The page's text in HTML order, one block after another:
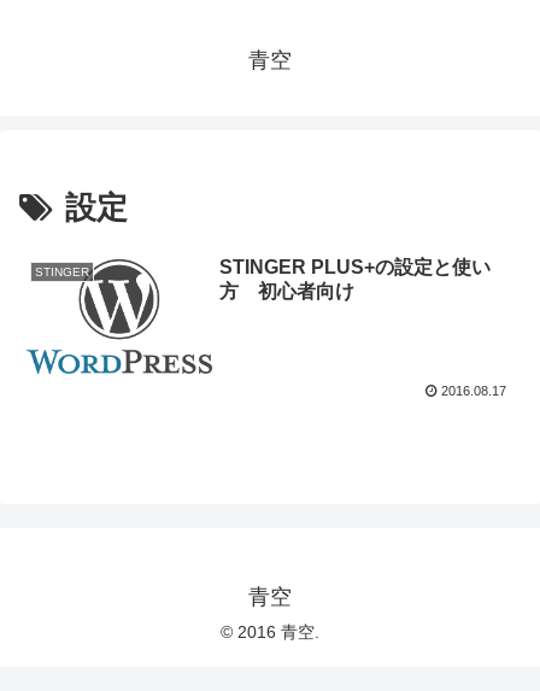
青空
設定
STINGER
STINGER PLUS+の設定と使い
方 初心者向け
2016.08.17
青空
© 2016 青空.